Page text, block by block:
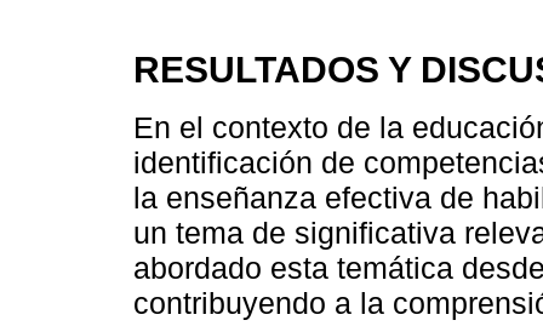
RESULTADOS Y
En el contexto de la
identificación de
la enseñanza efectiva de
un tema de significativa
abordado esta temática
contribuyendo a la